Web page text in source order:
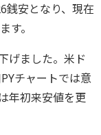
銭安となり、現在
す。
げました。米ド
チャートでは意
年初来安値を更